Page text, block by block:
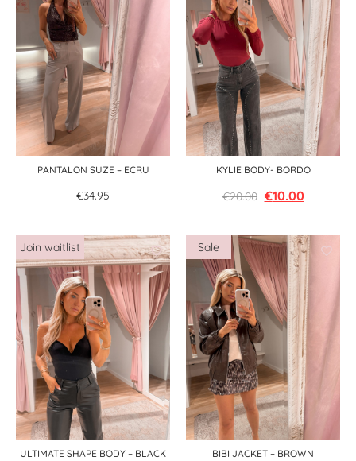
PANTALON SUZE – ECRU
€34.95
KYLIE BODY- BORDO
€20.00 €10.00
ULTIMATE SHAPE BODY – BLACK BIBI JACKET – BROWN